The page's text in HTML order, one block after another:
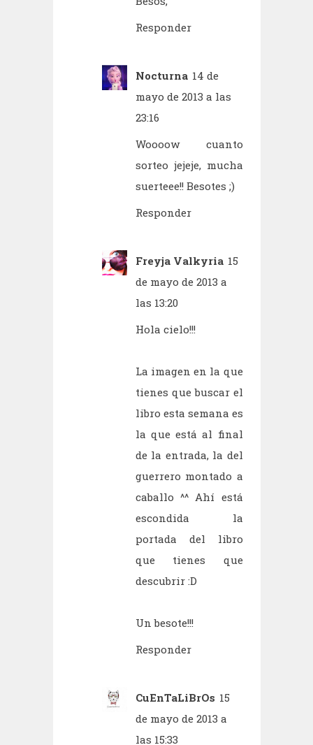
Responder
Nocturna 14 de
mayo de 2013 a las
23:16
Woooow cuanto
sorteo jejeje, mucha
suerteee!! Besotes ;)
Responder
Freyja Valkyria 15
de mayo de 2013 a
las 13:20
Hola cielo!!!
La imagen en la que
tienes que buscar el
libro esta semana es
la que está al final
de la entrada, la del
guerrero montado a
caballo ^^ Ahí está
escondida la
portada del libro
que tienes que
descubrir :D
Un besote!!!
Responder
CuEnTaLiBrOs 15
de mayo de 2013 a
las 15:33